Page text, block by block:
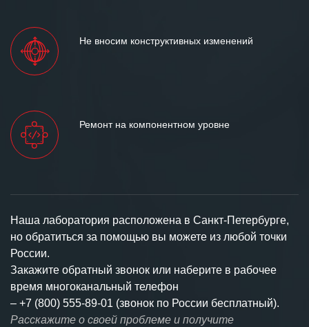
Не вносим конструктивных изменений
Ремонт на компонентном уровне
Наша лаборатория расположена в Санкт-Петербурге,
но обратиться за помощью вы можете из любой точки
России.
Закажите обратный звонок или наберите в рабочее
время многоканальный телефон
– +7 (800) 555-89-01 (звонок по России бесплатный).
Расскажите о своей проблеме и получите